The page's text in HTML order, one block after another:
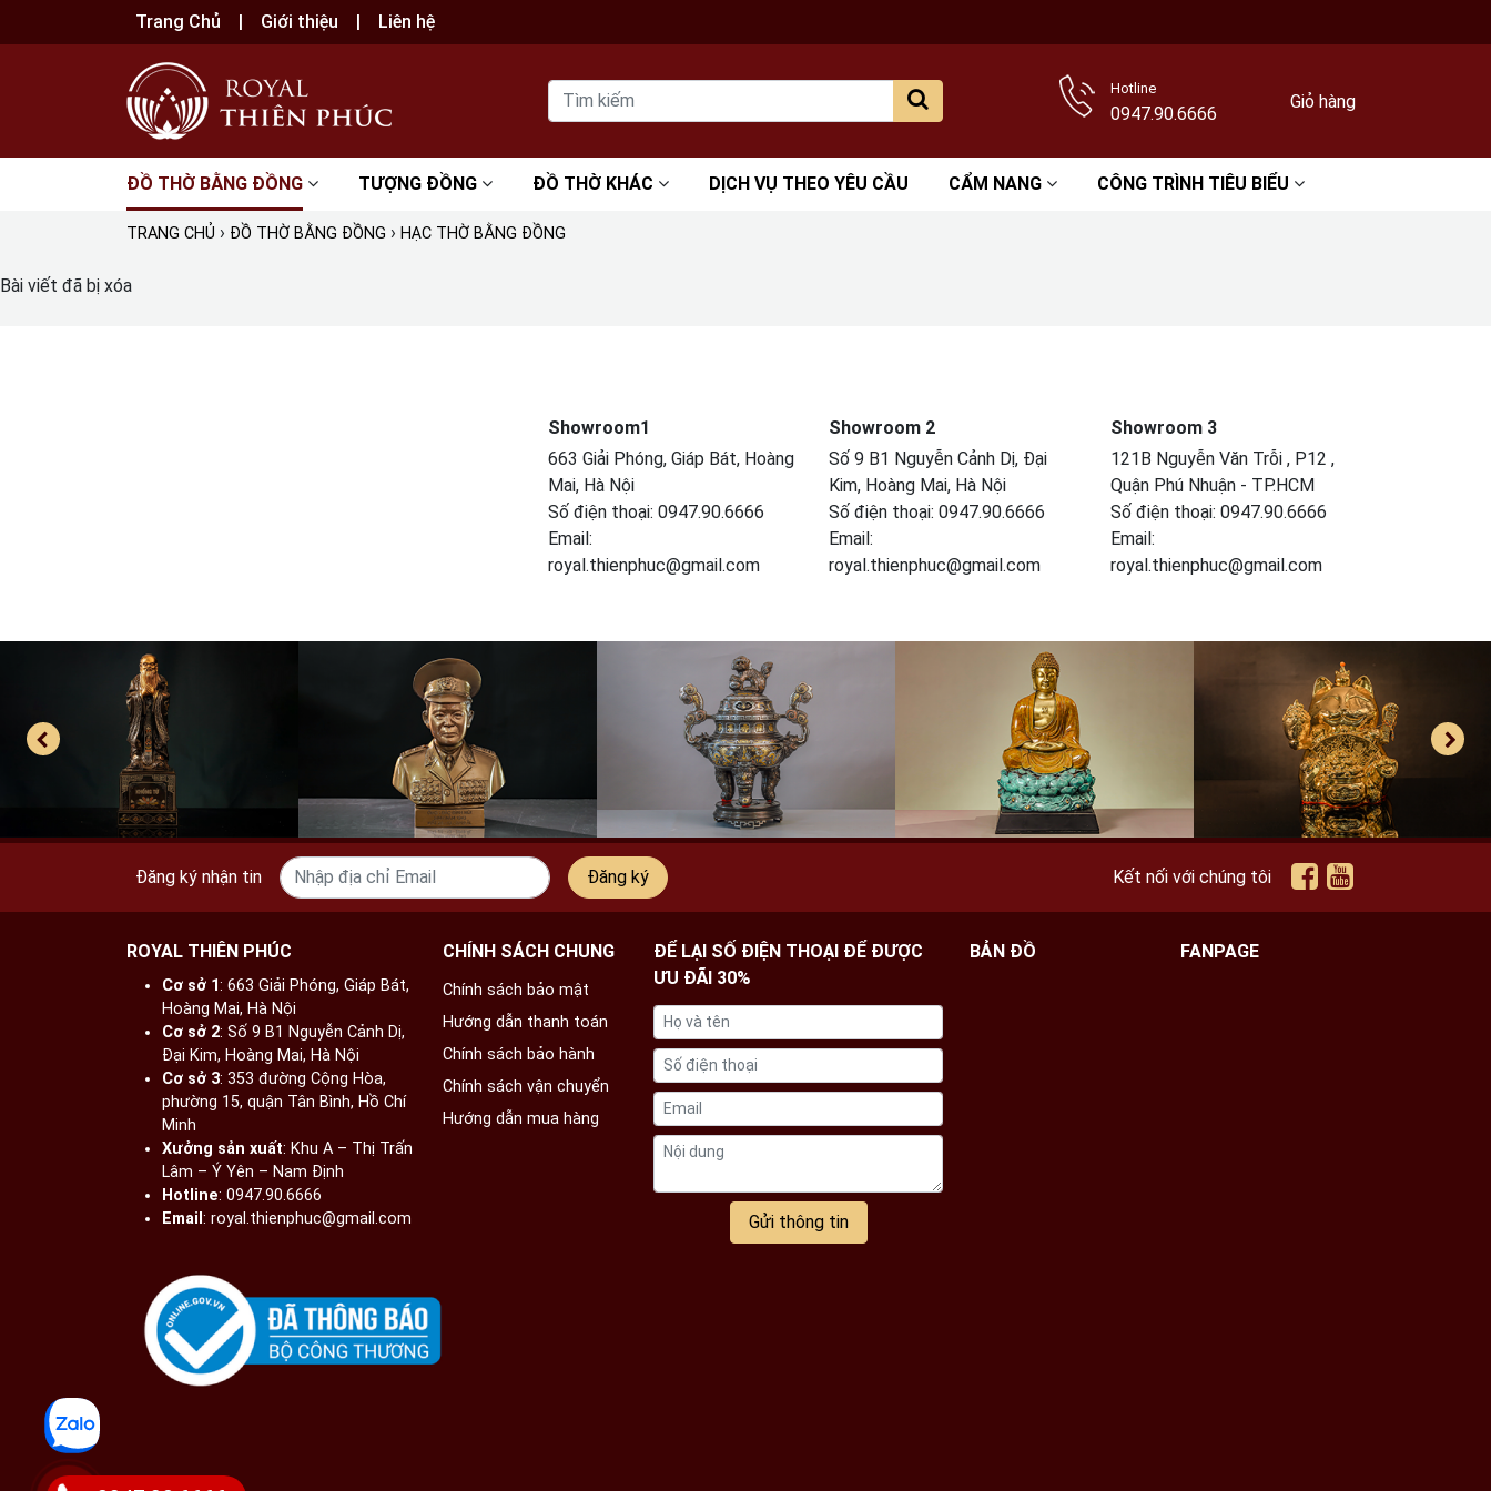
Trang Chủ Giới thiệu Liên hệ
Hotline
0947.90.6666
Giỏ hàng
ĐỒ THỜ BẰNG ĐỒNG TƯỢNG ĐỒNG ĐỒ THỜ KHÁC DỊCH VỤ THEO YÊU CẦU CẨM NANG CÔNG TRÌNH TIÊU BIỂU
TRANG CHỦ › ĐỒ THỜ BẰNG ĐỒNG › HẠC THỜ BẰNG ĐỒNG
Bài viết đã bị xóa
Showroom1
663 Giải Phóng, Giáp Bát, Hoàng
Mai, Hà Nội
Số điện thoại: 0947.90.6666
Email:
royal.thienphuc@gmail.com
Showroom 2
Số 9 B1 Nguyễn Cảnh Dị, Đại
Kim, Hoàng Mai, Hà Nội
Số điện thoại: 0947.90.6666
Email:
royal.thienphuc@gmail.com
Showroom 3
121B Nguyễn Văn Trỗi , P12 ,
Quận Phú Nhuận - TP.HCM​
Số điện thoại: 0947.90.6666
Email:
royal.thienphuc@gmail.com
Đăng ký nhận tin Đăng ký Kết nối với chúng tôi
ROYAL THIÊN PHÚC
Cơ sở 1: 663 Giải Phóng, Giáp Bát,
Hoàng Mai, Hà Nội​
Cơ sở 2: Số 9 B1 Nguyễn Cảnh Dị,
Đại Kim, Hoàng Mai, Hà Nội​
Cơ sở 3: 353 đường Cộng Hòa,
phường 15, quận Tân Bình, Hồ Chí
Minh
Xưởng sản xuất: Khu A – Thị Trấn
Lâm – Ý Yên – Nam Định​
Hotline: 0947.90.6666
Email : royal.thienphuc@gmail.com
CHÍNH SÁCH CHUNG
Chính sách bảo mật
Hướng dẫn thanh toán
Chính sách bảo hành
Chính sách vận chuyển
Hướng dẫn mua hàng
ĐỂ LẠI SỐ ĐIỆN THOẠI ĐỂ ĐƯỢC
ƯU ĐÃI 30%
Gửi thông tin
BẢN ĐỒ FANPAGE